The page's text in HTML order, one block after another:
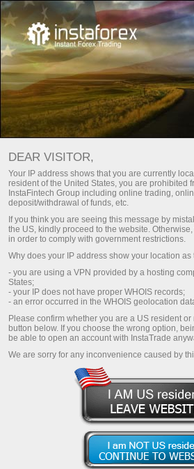
Сауда стиліңізге
таңдаңыз!
Депозитке 100% дейін және
Алу
Оптимизация
Простой расчет торговых
DEAR VISITOR,
Your IP address shows that you are currently
resident of the United States, you are prohibited
InstaFintech Group including online trading,
deposit/withdrawal of funds, etc.
If you think you are seeing this message by
the US, kindly proceed to the website.
in order to comply with government restrictions.
Why does your IP address show your location as
- you are using a VPN provided by a hosting
States;
- your IP does not have proper WHOIS records;
- an error occurred in the WHOIS geolocation
Please confirm whether you are a US resident
button below. If you choose the wrong option,
be able to open an account with InstaTrade
We are sorry for any inconvenience caused by